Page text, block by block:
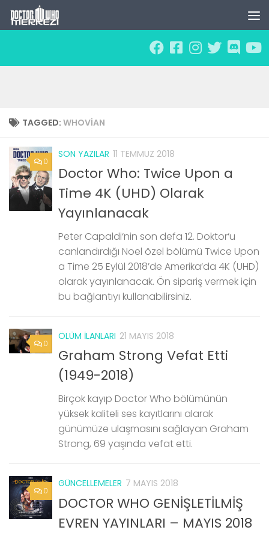
Skip to content
TAGGED: WHOVIAN
0
SON YAZILAR 11 TEMMUZ 2018
Doctor Who: Twice Upon a
Time 4K (UHD) Olarak
Yayınlanacak
Peter Capaldi‘nin son defa 12. Doktor‘u
canlandırdığı Noel özel bölümü Twice Upon
a Time 25 Eylül 2018’de Amerika‘da 4K (UHD)
olarak yayınlanacak. Ön sipariş vermek için
bu bağlantıyı kullanabilirsiniz.
0
ÖLÜM İLANLARI 21 MAYIS 2018
Graham Strong Vefat Etti
(1949-2018)
Birçok kayıp Doctor Who bölümünün
yüksek kaliteli ses kayıtlarını alarak
günümüze ulaşmasını sağlayan Graham
Strong, 69 yaşında vefat etti.
0
GÜNCELLEMELER 7 MAYIS 2018
DOCTOR WHO GENİŞLETİLMİŞ
EVREN YAYINLARI – MAYIS 2018